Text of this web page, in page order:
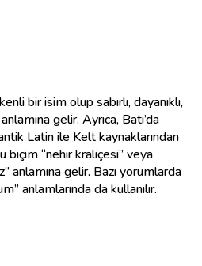
bir isim olup sabırlı, dayanıklı,
gelir. Ayrıca, Batı’da
Latin ile Kelt kaynaklarından
biçim “nehir kraliçesi” veya
anlamına gelir. Bazı yorumlarda
anlamlarında da kullanılır.